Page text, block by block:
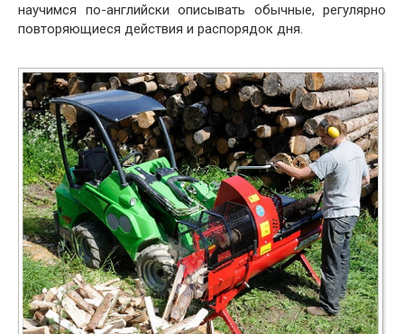
научимся по-английски описывать обычные, регулярно
повторяющиеся действия и распорядок дня.